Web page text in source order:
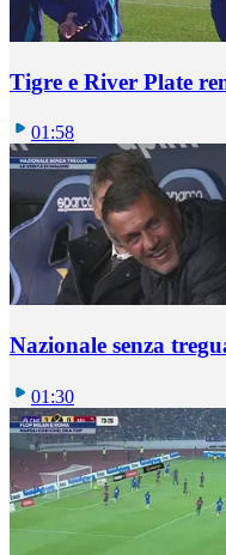
Tigre e River Plate
01:58
Nazionale senza
01:30